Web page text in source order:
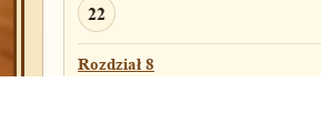
Iz
22
Rozdział 8